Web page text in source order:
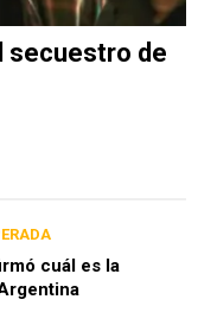
secuestro de
cuál es la